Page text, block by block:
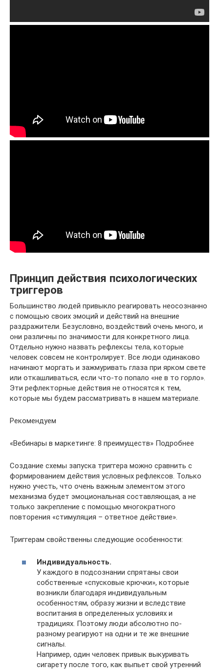
Принцип действия психологических
триггеров
Большинство людей привыкло реагировать неосознанно
с помощью своих эмоций и действий на внешние
раздражители. Безусловно, воздействий очень много, и
они различны по значимости для конкретного лица.
Отдельно нужно назвать рефлексы тела, которые
человек совсем не контролирует. Все люди одинаково
начинают моргать и зажмуривать глаза при ярком свете
или откашливаться, если что-то попало «не в то горло».
Эти рефлекторные действия не относятся к тем,
которые мы будем рассматривать в нашем материале.
Рекомендуем
«Вебинары в маркетинге: 8 преимуществ» Подробнее
Создание схемы запуска триггера можно сравнить с
формированием действия условных рефлексов. Только
нужно учесть, что очень важным элементом этого
механизма будет эмоциональная составляющая, а не
только закрепление с помощью многократного
повторения «стимуляция – ответное действие».
Триггерам свойственны следующие особенности:
Индивидуальность.
У каждого в подсознании спрятаны свои
собственные «спусковые крючки», которые
возникли благодаря индивидуальным
особенностям, образу жизни и вследствие
воспитания в определенных условиях и
традициях. Поэтому люди абсолютно по-
разному реагируют на одни и те же внешние
сигналы.
Например, один человек привык выкуривать
сигарету после того, как выпьет свой утренний